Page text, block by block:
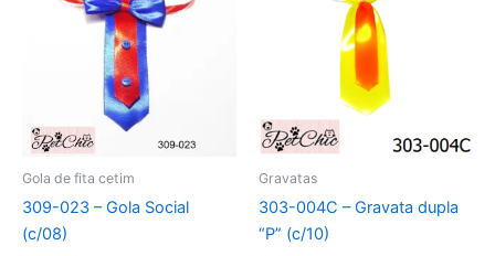
Gola de fita cetim
309-023 – Gola Social
(c/08)
Gravatas
303-004C – Gravata dupla
“P” (c/10)